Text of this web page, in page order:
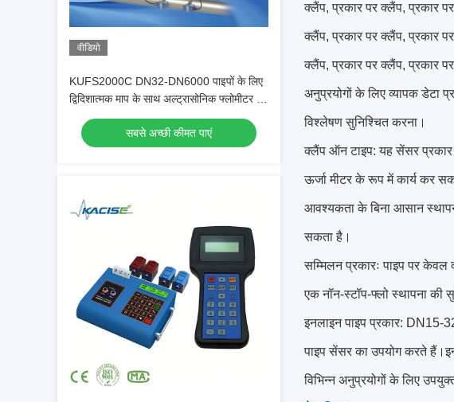
वीडियो
KUFS2000C DN32-DN6000 पाइपों के लिए
द्विदिशात्मक माप के साथ अल्ट्रासोनिक फ्लोमीटर पर
विस्फोट प्रूफ क्लैंप
सबसे अच्छी कीमत पाएं
क्लैंप, प्रकार पर क्लैंप, प्रकार
क्लैंप, प्रकार पर क्लैंप, प्रकार
क्लैंप, प्रकार पर क्लैंप, प्रकार
अनुप्रयोगों के लिए व्यापक डेटा
विश्लेषण सुनिश्चित करना।
क्लैंप ऑन टाइप: यह सेंसर
ऊर्जा मीटर के रूप में कार्य कर
आवश्यकता के बिना आसान
सकता है।
सम्मिलन प्रकारः पाइप पर
एक नॉन-स्टॉप-फ्लो स्थापना की
इनलाइन पाइप प्रकार:
पाइप सेंसर का उपयोग करते
विभिन्न अनुप्रयोगों के लिए